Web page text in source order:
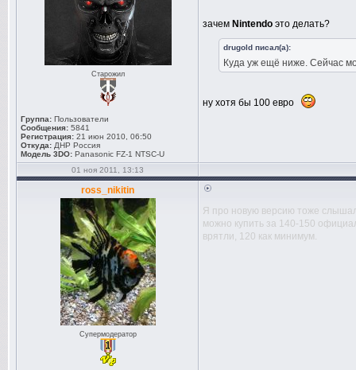
Старожил
Группа: Пользователи
Сообщения: 5841
Регистрация: 21 июн 2010, 06:50
Откуда: ДНР Россия
Модель 3DO: Panasonic FZ-1 NTSC-U
зачем Nintendo это делать?
drugold писал(а):
Куда уж ещё ниже. Сейчас
ну хотя бы 100 евро
01 ноя 2011, 13:13
ross_nikitin
Супермодератор
Я про новую версию тоже
можно купить за 140-150
врятли, 120 как минимум.